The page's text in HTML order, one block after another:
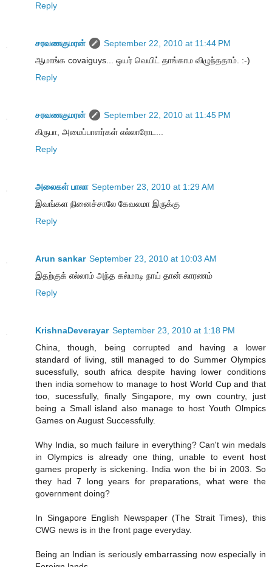
Reply
சரவணகுமரன்
September 22, 2010 at 11:44 PM
ஆமாங்க covaiguys... ஒயர் வெயிட் தாங்காம விழுந்ததாம். :-)
Reply
சரவணகுமரன்
September 22, 2010 at 11:45 PM
கிருபா, அமைப்பாளர்கள் எல்லாரோட...
Reply
அலைகள் பாலா September 23, 2010 at 1:29 AM
இவங்கள நினைச்சாலே கேவலமா இருக்கு
Reply
Arun sankar September 23, 2010 at 10:03 AM
இதற்குக் எல்லாம் அந்த கல்மாடி நாய் தான் காரணம்
Reply
KrishnaDeverayar September 23, 2010 at 1:18 PM
China, though, being corrupted and having a lower
standard of living, still managed to do Summer Olympics
sucessfully, south africa despite having lower conditions
then india somehow to manage to host World Cup and that
too, sucessfully, finally Singapore, my own country, just
being a Small island also manage to host Youth Olmpics
Games on August Successfully.
Why India, so much failure in everything? Can't win medals
in Olympics is already one thing, unable to event host
games properly is sickening. India won the bi in 2003. So
they had 7 long years for preparations, what were the
government doing?
In Singapore English Newspaper (The Strait Times), this
CWG news is in the front page everyday.
Being an Indian is seriously embarrassing now especially in